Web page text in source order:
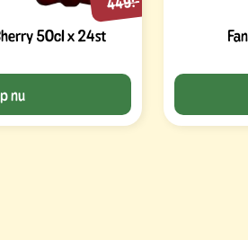
50cl x 24st
nu